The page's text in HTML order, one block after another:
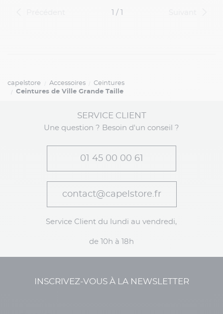
1 / 1
capelstore Accessoires
Ceintures
Ceintures de Ville Grande Taille
SERVICE CLIENT
Une question ? Besoin d'un conseil ?
01 45 00 00 61
contact@capelstore.fr
Service Client du lundi au vendredi,
de 10h à 18h
INSCRIVEZ-VOUS À LA NEWSLETTER